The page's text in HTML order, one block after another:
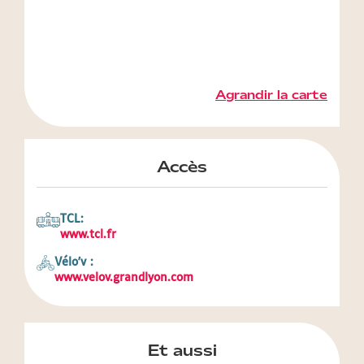
Agrandir la carte
Accès
TCL:
www.tcl.fr
Vélo'v :
www.velov.grandlyon.com
Et aussi